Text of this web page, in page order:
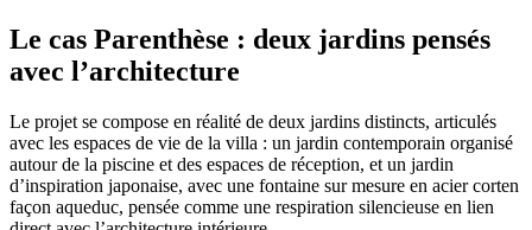
Le cas Parenthèse : deux jardins pensés
avec l’architecture
Le projet se compose en réalité de deux jardins distincts, articulés
avec les espaces de vie de la villa : un jardin contemporain organisé
autour de la piscine et des espaces de réception, et un jardin
d’inspiration japonaise, avec une fontaine sur mesure en acier corten
façon aqueduc, pensée comme une respiration silencieuse en lien